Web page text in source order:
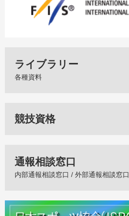
ライブラリー
各種資料
競技資格
通報相談窓口
内部通報相談窓口 / 外部通報相談窓口